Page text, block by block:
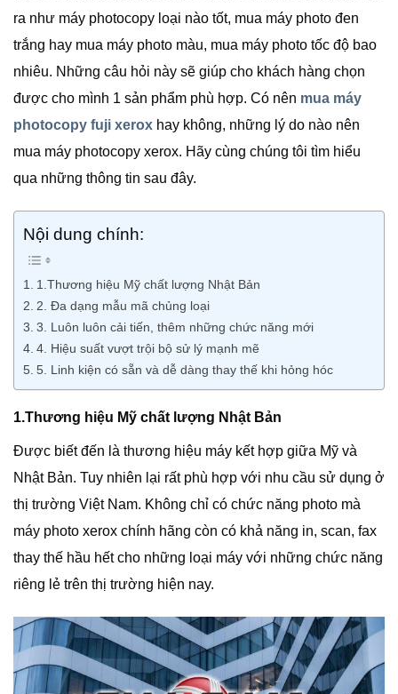
ra như máy photocopy loại nào tốt, mua máy photo đen
trắng hay mua máy photo màu, mua máy photo tốc độ bao
nhiêu. Những câu hỏi này sẽ giúp cho khách hàng chọn
được cho mình 1 sản phẩm phù hợp. Có nên mua máy
photocopy fuji xerox hay không, những lý do nào nên
mua máy photocopy xerox. Hãy cùng chúng tôi tìm hiểu
qua những thông tin sau đây.
Nội dung chính:
1.Thương hiệu Mỹ chất lượng Nhật Bản
2. Đa dạng mẫu mã chủng loại
3. Luôn luôn cải tiến, thêm những chức năng mới
4. Hiệu suất vượt trội bộ sử lý mạnh mẽ
5. Linh kiện có sẵn và dễ dàng thay thế khi hỏng hóc
1.Thương hiệu Mỹ chất lượng Nhật Bản
Được biết đến là thương hiệu máy kết hợp giữa Mỹ và
Nhật Bản. Tuy nhiên lại rất phù hợp với nhu cầu sử dụng ở
thị trường Việt Nam. Không chỉ có chức năng photo mà
máy photo xerox chính hãng còn có khả năng in, scan, fax
thay thế hầu hết cho những loại máy với những chức năng
riêng lẻ trên thị trường hiện nay.